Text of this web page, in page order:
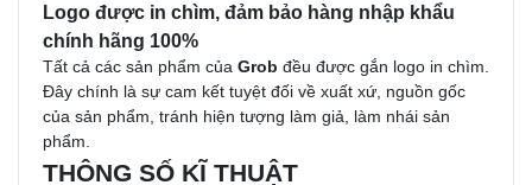
Logo được in chìm, đảm bảo hàng nhập khẩu
chính hãng 100%
Tất cả các sản phẩm của Grob đều được gắn logo in chìm.
Đây chính là sự cam kết tuyệt đối về xuất xứ, nguồn gốc
của sản phẩm, tránh hiện tượng làm giả, làm nhái sản
phẩm.
THÔNG SỐ KĨ THUẬT